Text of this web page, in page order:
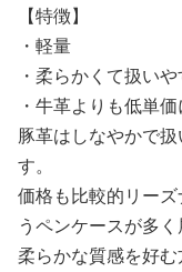
【特徴】
・軽量
・柔らかくて扱い
・牛革よりも低単
豚革はしなやかで
す。
価格も比較的リー
うペンケースが多く
柔らかな質感を好